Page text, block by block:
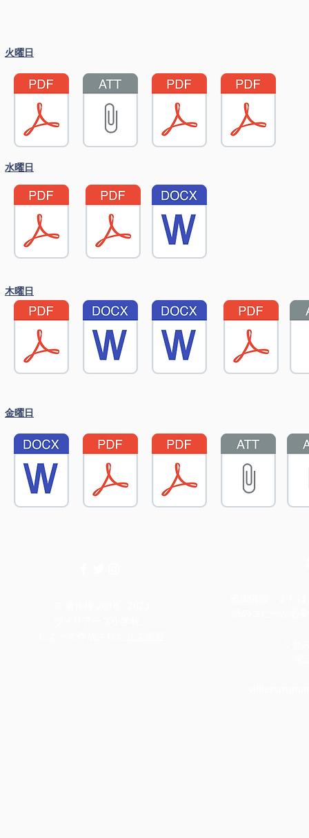
火曜日
水曜日
木曜日
金曜日